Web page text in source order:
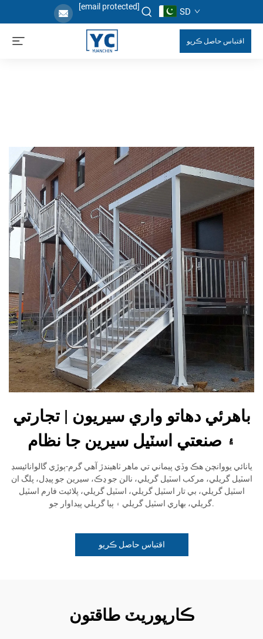
[email protected] SD
اقتباس حاصل ڪريو
باهرئي دھاتو واري سيريون | تجارتي
۽ صنعتي اسٽيل سيرين جا نظام
يانائي يووانچن هڪ وڏي پيماني تي ماهر ٺاهيندڙ آهي گرم-ٻوڙي گالوانائيسڊ
اسٽيل گريلي، مرکب اسٽيل گريلي، نالن جو ڍڪ، سيرين جو پيڊل، پلگ ان
اسٽيل گريلي، بي تار اسٽيل گريلي، اسٽيل گريلي، پلائيٽ فارم اسٽيل
گريلي، بھاري اسٽيل گريلي ۽ ٻيا گريلي پيداوار جو.
اقتباس حاصل ڪريو
ڪارپوريٽ طاقتون